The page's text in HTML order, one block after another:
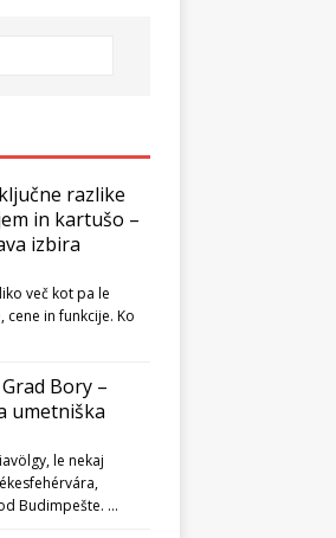
razlike
in kartušo –
izbira
več kot pa le
in funkcije. Ko
Bory –
umetniška
le nekaj
Budimpešte. …